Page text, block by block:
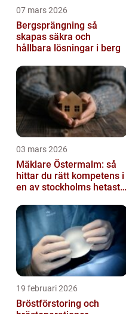
07 mars 2026
Bergsprängning så
skapas säkra och
hållbara lösningar i berg
03 mars 2026
Mäklare Östermalm: så
hittar du rätt kompetens i
en av stockholms hetaste
19 februari 2026
Bröstförstoring och